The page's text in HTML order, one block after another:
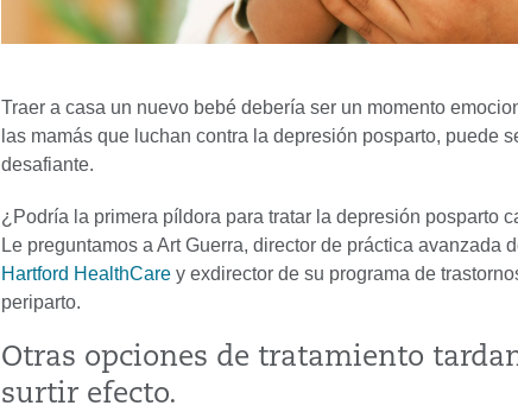
Traer a casa un nuevo bebé debería ser un momento
las mamás que luchan contra la depresión posparto, puede
desafiante.
¿Podría la primera píldora para tratar la depresión posparto
Le preguntamos a Art Guerra, director de práctica avanzada
Hartford HealthCare y exdirector de su programa de
periparto.
Otras opciones de tratamiento
surtir efecto.